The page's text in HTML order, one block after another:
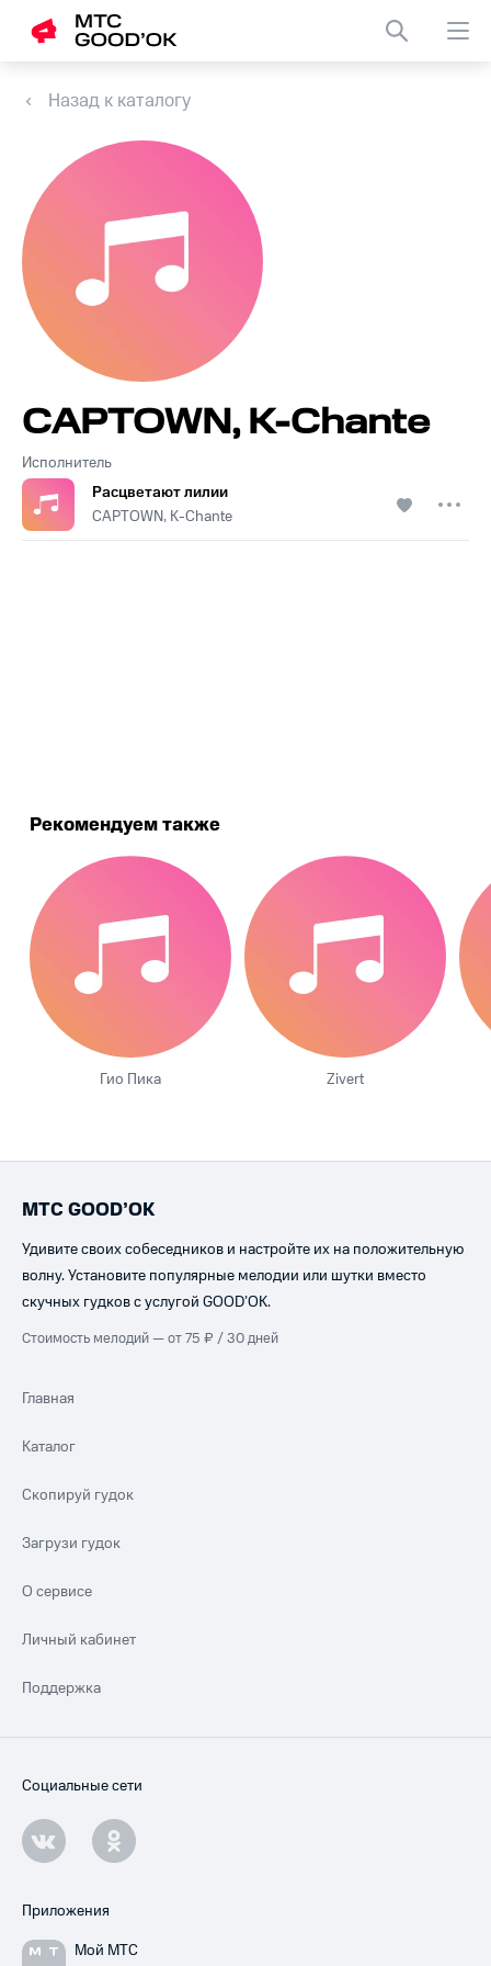
Назад к каталогу
Исполнитель
CAPTOWN, K-Chante
Расцветают лилии
CAPTOWN, K-Chante
Рекомендуем также
Гио Пика Zivert
МТС GOOD’OK
Удивите своих собеседников и настройте их на положительную
волну. Установите популярные мелодии или шутки вместо
скучных гудков с услугой GOOD’OK.
Стоимость мелодий — от 75 ₽ / 30 дней
Главная
Каталог
Скопируй гудок
Загрузи гудок
О сервисе
Личный кабинет
Поддержка
Социальные сети
Приложения
Мой МТС